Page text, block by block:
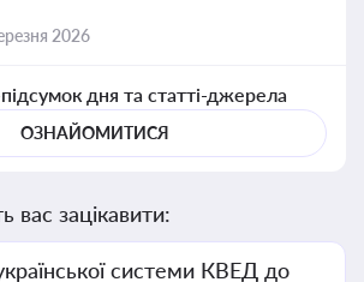
2026
дня та статті-джерела
ОЗНАЙОМИТИСЯ
вас зацікавити:
системи КВЕД до